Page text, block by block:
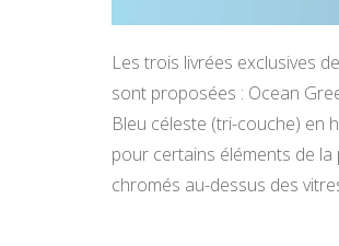
Les trois livrées exclusives
sont proposées : Ocean
Bleu céleste (tri-couche) en
pour certains éléments de la
chromés au-dessus des